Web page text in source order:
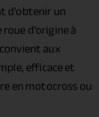
d’obtenir un
d’origine à
aux
efficace et
en motocross ou